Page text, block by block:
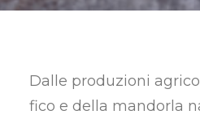
Dalle produzioni
fico e della mandorla